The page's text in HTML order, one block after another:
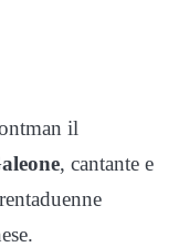
il
, cantante e